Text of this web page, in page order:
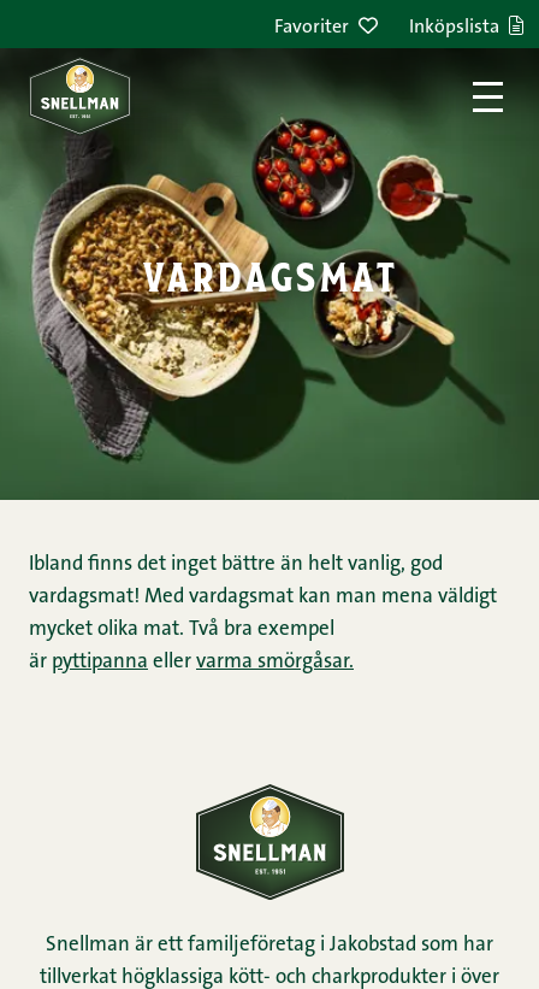
Favoriter Inköpslista
vardagsmat
Ibland finns det inget bättre än helt vanlig, god
vardagsmat! Med vardagsmat kan man mena väldigt
mycket olika mat. Två bra exempel
är pyttipanna eller varma smörgåsar.
Snellman är ett familjeföretag i Jakobstad som har
tillverkat högklassiga kött- och charkprodukter i över